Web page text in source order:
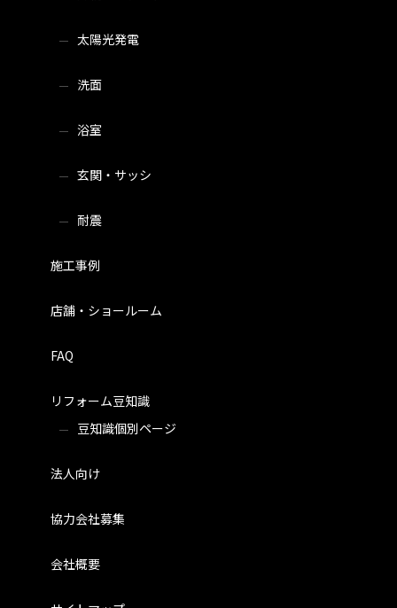
太陽光発電
洗面
浴室
玄関・サッシ
耐震
施工事例
店舗・ショールーム
FAQ
リフォーム豆知識
豆知識個別ページ
法人向け
協力会社募集
会社概要